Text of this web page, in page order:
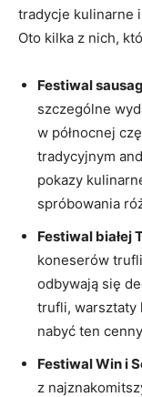
tradycje ⁤kulinarne
Oto​ kilka z nich,‍
Festiwal
‌szczególne
⁣w północnej
⁢tradycyjnym‍
‌pokazy
spróbowania
Festiwal ⁢białej
koneserów
odbywają⁤ się
⁢trufli, warsztaty
nabyć ten
Festiwal Win i⁢
z